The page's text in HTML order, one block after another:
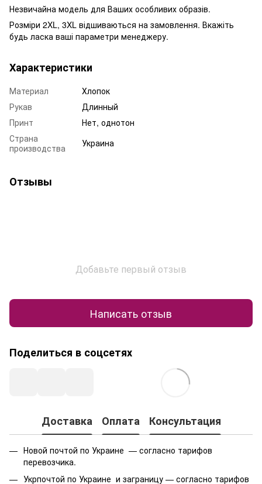
Незвичайна модель для Ваших особливих образів.
Розміри 2XL, 3XL відшиваються на замовлення. Вкажіть
будь ласка ваші параметри менеджеру.
Характеристики
Материал
Хлопок
Рукав
Длинный
Принт
Нет, однотон
Страна
производства
Украина
Отзывы
Добавьте первый отзыв
Написать отзыв
Поделиться в соцсетях
Доставка Оплата Консультация
Новой почтой по Украине — согласно тарифов
перевозчика.
Укрпочтой по Украине и заграницу — согласно тарифов